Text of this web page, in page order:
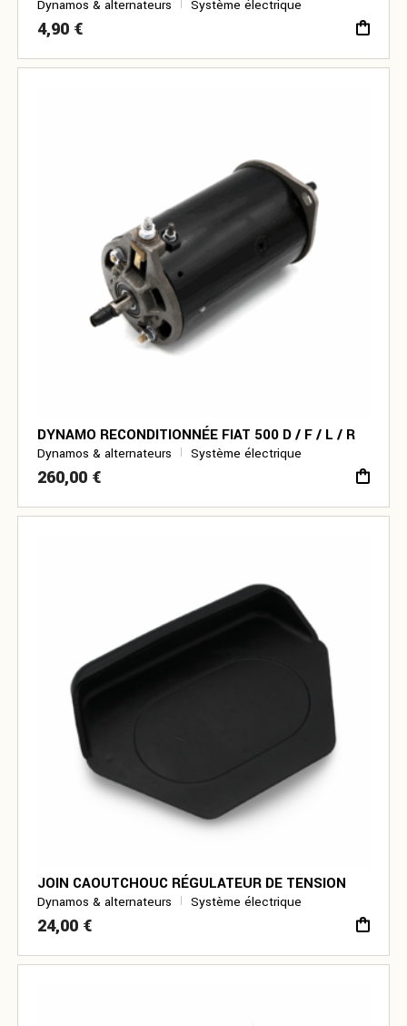
Dynamos & alternateurs Système électrique
4,90 €
DYNAMO RECONDITIONNÉE FIAT 500 D / F / L / R
Dynamos & alternateurs Système électrique
260,00 €
JOIN CAOUTCHOUC RÉGULATEUR DE TENSION
Dynamos & alternateurs Système électrique
24,00 €